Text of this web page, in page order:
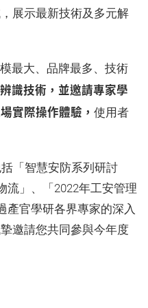
展示最新技術及多元解
最大、品牌最多、技術
識技術，並邀請專家學
實際操作體驗， 使用者
「智慧安防系列研討
流」、「2022年工安管理
產官學研各界專家的深入
邀請您共同參與今年度